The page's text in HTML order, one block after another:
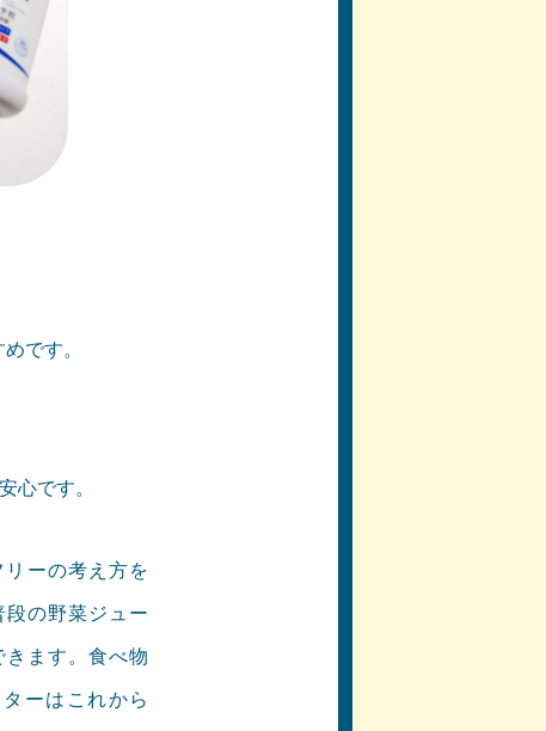
です。
心です。
ーの考え方を
の野菜ジュー
ます。食べ物
ーはこれから